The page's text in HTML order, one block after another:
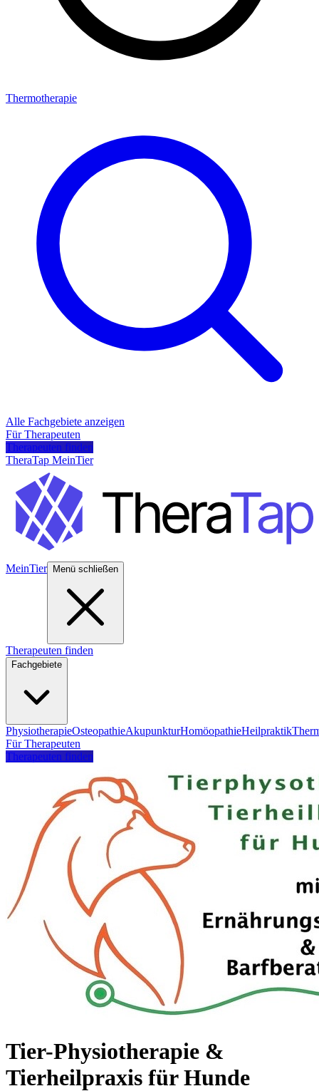
Thermotherapie
Alle Fachgebiete anzeigen
Für Therapeuten
Therapeuten finden
TheraTap MeinTier
MeinTier Menü schließen
Therapeuten finden
Fachgebiete
PhysiotherapieOsteopathieAkupunkturHomöopathieHeilpraktik
Für Therapeuten
Therapeuten finden
Tier-Physiotherapie &
Tierheilpraxis für Hunde